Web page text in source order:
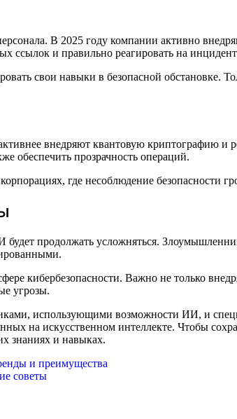
В 2025 году компании активно
ссылок и правильно реагировать на
свои навыки в безопасной обстановке.
внедряют квантовую криптографию и
обеспечить прозрачность операций.
где несоблюдение безопасности
продолжать усложняться.
кибербезопасности. Важно не только
угрозы.
использующими возможности ИИ, и
на искусственном интеллекте. Чтобы
знаниях и навыках.
и преимущества
советы